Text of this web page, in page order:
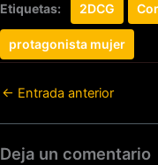
Etiquetas: 2DCG
protagonista mujer
← Entrada anterior
Deja un comentario